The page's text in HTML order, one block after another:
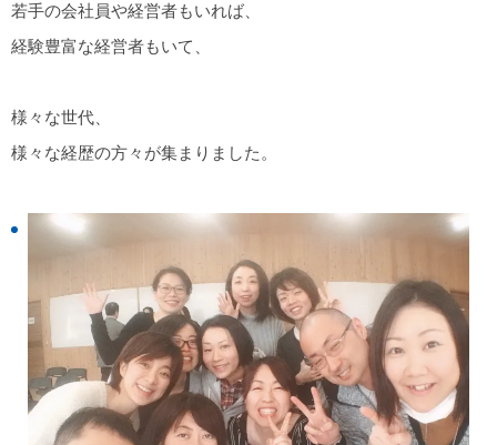
若手の会社員や経営者もいれば、
経験豊富な経営者もいて、
様々な世代、
様々な経歴の方々が集まりました。